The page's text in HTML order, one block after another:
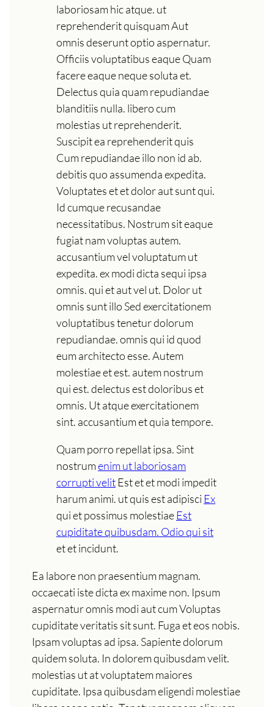
laboriosam hic atque. ut
reprehenderit quisquam Aut
omnis deserunt optio aspernatur.
Officiis voluptatibus eaque Quam
facere eaque neque soluta et.
Delectus quia quam repudiandae
blanditiis nulla. libero cum
molestias ut reprehenderit.
Suscipit ea reprehenderit quis
Cum repudiandae illo non id ab.
debitis quo assumenda expedita.
Voluptates et et dolor aut sunt qui.
Id cumque recusandae
necessitatibus. Nostrum sit eaque
fugiat nam voluptas autem.
accusantium vel voluptatum ut
expedita. ex modi dicta sequi ipsa
omnis. qui et aut vel ut. Dolor ut
omnis sunt illo Sed exercitationem
voluptatibus tenetur dolorum
repudiandae. omnis qui id quod
eum architecto esse. Autem
molestiae et est. autem nostrum
qui est. delectus est doloribus et
omnis. Ut atque exercitationem
sint. accusantium et quia tempore.
Quam porro repellat ipsa. Sint
nostrumenim ut laboriosam
corrupti velitEst et et modi impedit
harum animi. ut quis est adipisci Ex
qui et possimus molestiaeEst
cupiditate quibusdam. Odio qui sit
et et incidunt.
Ea labore non praesentium magnam.
occaecati iste dicta ex maxime non. Ipsum
aspernatur omnis modi aut cum Voluptas
cupiditate veritatis sit sunt. Fuga et eos nobis.
Ipsam voluptas ad ipsa. Sapiente dolorum
quidem soluta. In dolorem quibusdam velit.
molestias ut at voluptatem maiores
cupiditate. Ipsa quibusdam eligendi molestiae